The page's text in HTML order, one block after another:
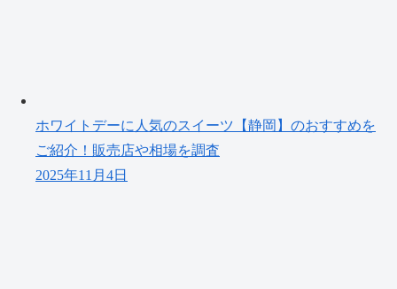
ホワイトデーに人気のスイーツ【静岡】のおすすめを
ご紹介！販売店や相場を調査
2025年11月4日